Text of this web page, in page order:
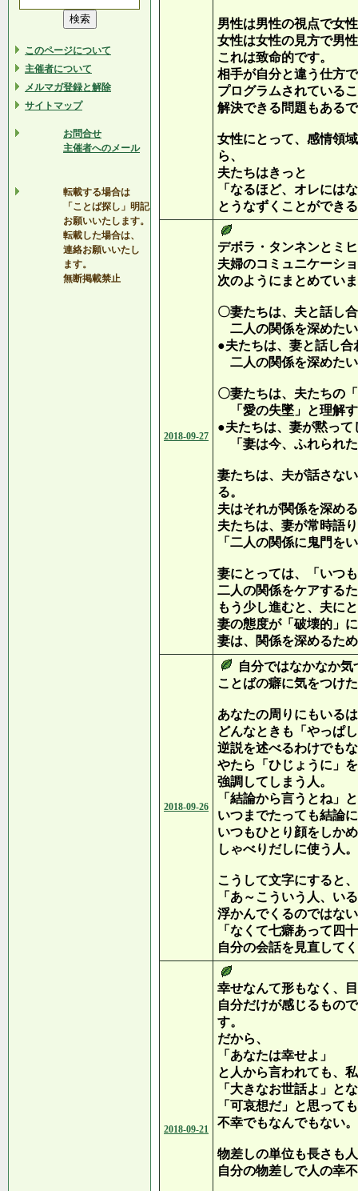
このページについて
主催者について
メルマガ登録と解除
サイトマップ
お問合せ
主催者へのメール
転載する場合は
「ことば探し」明記
お願いいたします。
転載した場合は、
連絡お願いいたし
ます。
無断掲載禁止
男性は男性の視点で女
女性は女性の見方で男
これは致命的です。
相手が自分と違う仕方
プログラムされている
解決できる問題もある
女性にとって、感情領
ら、
夫たちはきっと
「なるほど、オレには
とうなずくことができ
2018-09-27
デボラ・タンネンとミ
夫婦のコミュニケーシ
次のようにまとめてい
〇妻たちは、夫と話し
二人の関係を深めた
●夫たちは、妻と話し合
二人の関係を深めた
〇妻たちは、夫たちの
「愛の失墜」と理解
●夫たちは、妻が黙って
「妻は今、ふれられ
妻たちは、夫が話さな
る。
夫はそれが関係を深め
夫たちは、妻が常時語
「二人の関係に鬼門を
妻にとっては、「いつ
二人の関係をケアする
もう少し進むと、夫に
妻の態度が「破壊的」
妻は、関係を深めるた
2018-09-26
自分ではなかなか
ことばの癖に気をつけ
あなたの周りにもいる
どんなときも「やっぱ
逆説を述べるわけでも
やたら「ひじょうに」
強調してしまう人。
「結論から言うとね」
いつまでたっても結論
いつもひとり顔をしか
しゃべりだしに使う人。
こうして文字にすると、
「あ～こういう人、い
浮かんでくるのではな
「なくて七癖あって四
自分の会話を見直して
2018-09-21
幸せなんて形もなく、
自分だけが感じるもの
す。
だから、
「あなたは幸せよ」
と人から言われても、
「大きなお世話よ」と
「可哀想だ」と思って
不幸でもなんでもない。
物差しの単位も長さも
自分の物差しで人の幸